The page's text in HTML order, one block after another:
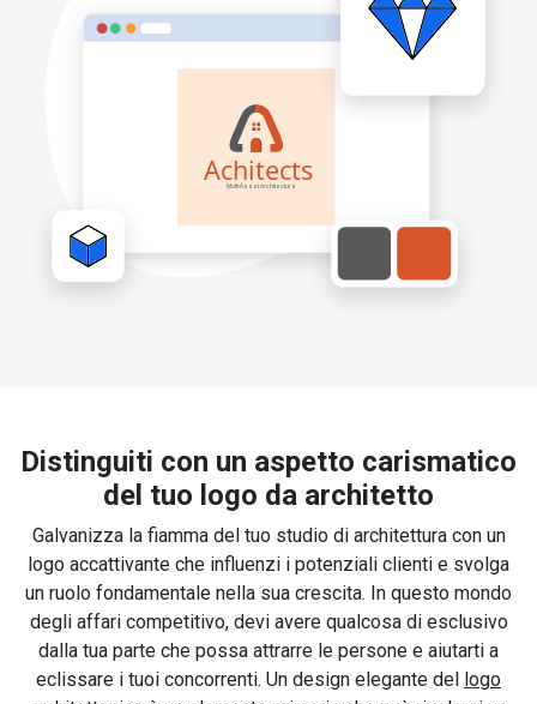
Distinguiti con un aspetto carismatico
del tuo logo da architetto
Galvanizza la fiamma del tuo studio di architettura con un
logo accattivante che influenzi i potenziali clienti e svolga
un ruolo fondamentale nella sua crescita. In questo mondo
degli affari competitivo, devi avere qualcosa di esclusivo
dalla tua parte che possa attrarre le persone e aiutarti a
eclissare i tuoi concorrenti. Un design elegante del logo